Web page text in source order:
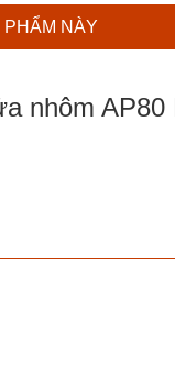
PHẨM NÀY
nhôm AP80